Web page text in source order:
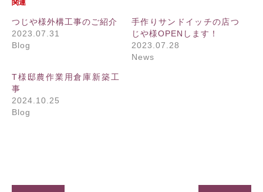
関連
つじや様外構工事のご紹介
2023.07.31
Blog
手作りサンドイッチの店つ
じや様OPENします！
2023.07.28
News
T様邸農作業用倉庫新築工
事
2024.10.25
Blog